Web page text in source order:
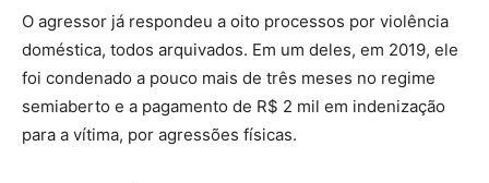
O agressor já respondeu a oito processos por violência
doméstica, todos arquivados. Em um deles, em 2019, ele
foi condenado a pouco mais de três meses no regime
semiaberto e a pagamento de R$ 2 mil em indenização
para a vítima, por agressões físicas.